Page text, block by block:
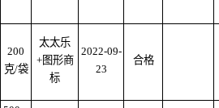
200
克/袋
太太乐
+图形商
标
2022-09-
23
合格